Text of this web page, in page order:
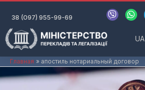
содержимому
38 (097) 955-99-69
V
i
W
h
a
p
p
UA
Главная апостиль нотариальный договор